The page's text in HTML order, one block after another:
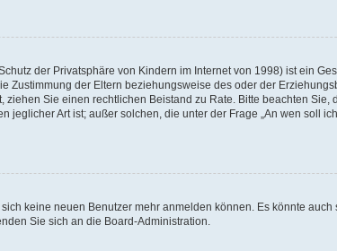
der Privatsphäre von Kindern im Internet von 1998) ist ein
der Eltern beziehungsweise des oder der
Sie einen rechtlichen Beistand zu Rate. Bitte beachten
Art ist; außer solchen, die unter der Frage „An wen soll
keine neuen Benutzer mehr anmelden können. Es könnte
Sie sich an die Board-Administration.